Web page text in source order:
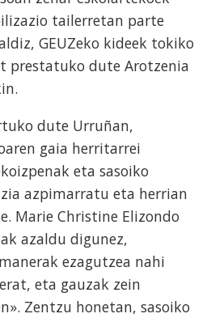
tailerretan parte
GEUZeko kideek tokiko
prestatuko dute Arotzenia
dute Urruñan,
gaia herritarrei
eta sasoiko
azpimarratu eta herrian
Marie Christine Elizondo
azaldu digunez,
ezagutzea nahi
eta gauzak zein
Zentzu honetan, sasoiko